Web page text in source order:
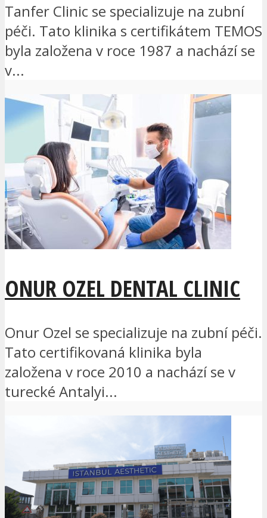
Tanfer Clinic se specializuje na zubní
péči. Tato klinika s certifikátem TEMOS
byla založena v roce 1987 a nachází se
v...
ONUR OZEL DENTAL CLINIC
Onur Ozel se specializuje na zubní péči.
Tato certifikovaná klinika byla
založena v roce 2010 a nachází se v
turecké Antalyi...